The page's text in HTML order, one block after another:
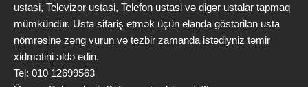
ustasi, Televizor ustasi, Telefon ustasi və digər ustalar tapmaq
mümkündür. Usta sifariş etmək üçün elanda göstərilən usta
nömrəsinə zəng vurun və tezbir zamanda istədiyniz təmir
xidmətini əldə edin.
Tel: 010 12699563